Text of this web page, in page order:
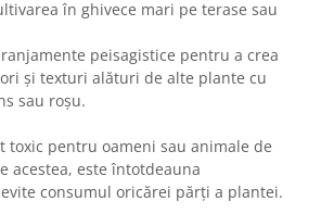
în ghivece mari pe terase sau
peisagistice pentru a crea
și texturi alături de alte plante cu
sau roșu.
toxic pentru oameni sau animale de
acestea, este întotdeauna
consumul oricărei părți a plantei.